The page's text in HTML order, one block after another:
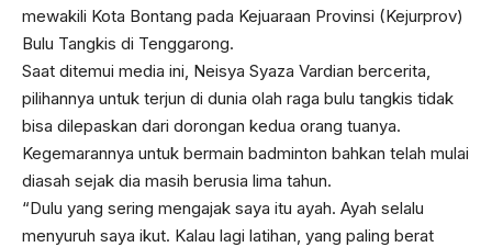
mewakili Kota Bontang pada Kejuaraan Provinsi (Kejurprov)
Bulu Tangkis di Tenggarong.
Saat ditemui media ini, Neisya Syaza Vardian bercerita,
pilihannya untuk terjun di dunia olah raga bulu tangkis tidak
bisa dilepaskan dari dorongan kedua orang tuanya.
Kegemarannya untuk bermain badminton bahkan telah mulai
diasah sejak dia masih berusia lima tahun.
“Dulu yang sering mengajak saya itu ayah. Ayah selalu
menyuruh saya ikut. Kalau lagi latihan, yang paling berat